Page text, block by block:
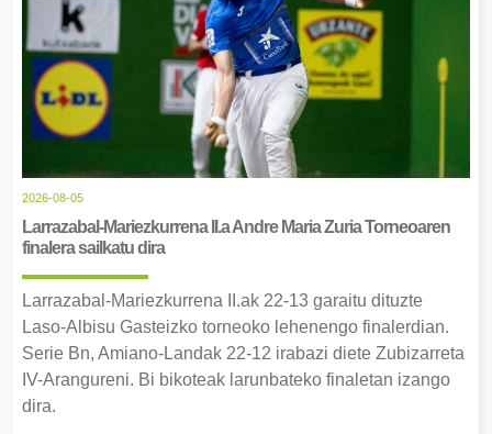
2026-08-05
Larrazabal-Mariezkurrena II.a Andre Maria Zuria Torneoaren
finalera sailkatu dira
Larrazabal-Mariezkurrena II.ak 22-13 garaitu dituzte
Laso-Albisu Gasteizko torneoko lehenengo finalerdian.
Serie Bn, Amiano-Landak 22-12 irabazi diete Zubizarreta
IV-Arangureni. Bi bikoteak larunbateko finaletan izango
dira.